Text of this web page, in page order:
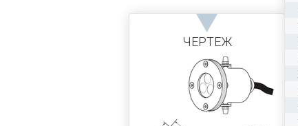
ЧЕРТЕЖ